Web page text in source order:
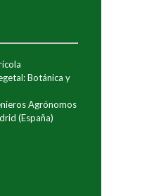
Botánica y
Agrónomos
(España)